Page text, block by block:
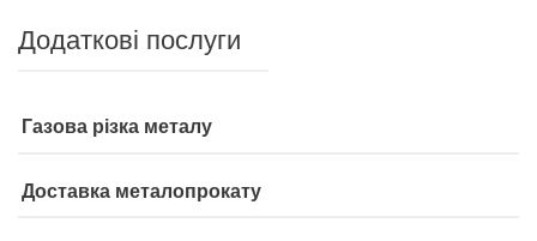
Додаткові послуги
Газова різка металу
Доставка металопрокату